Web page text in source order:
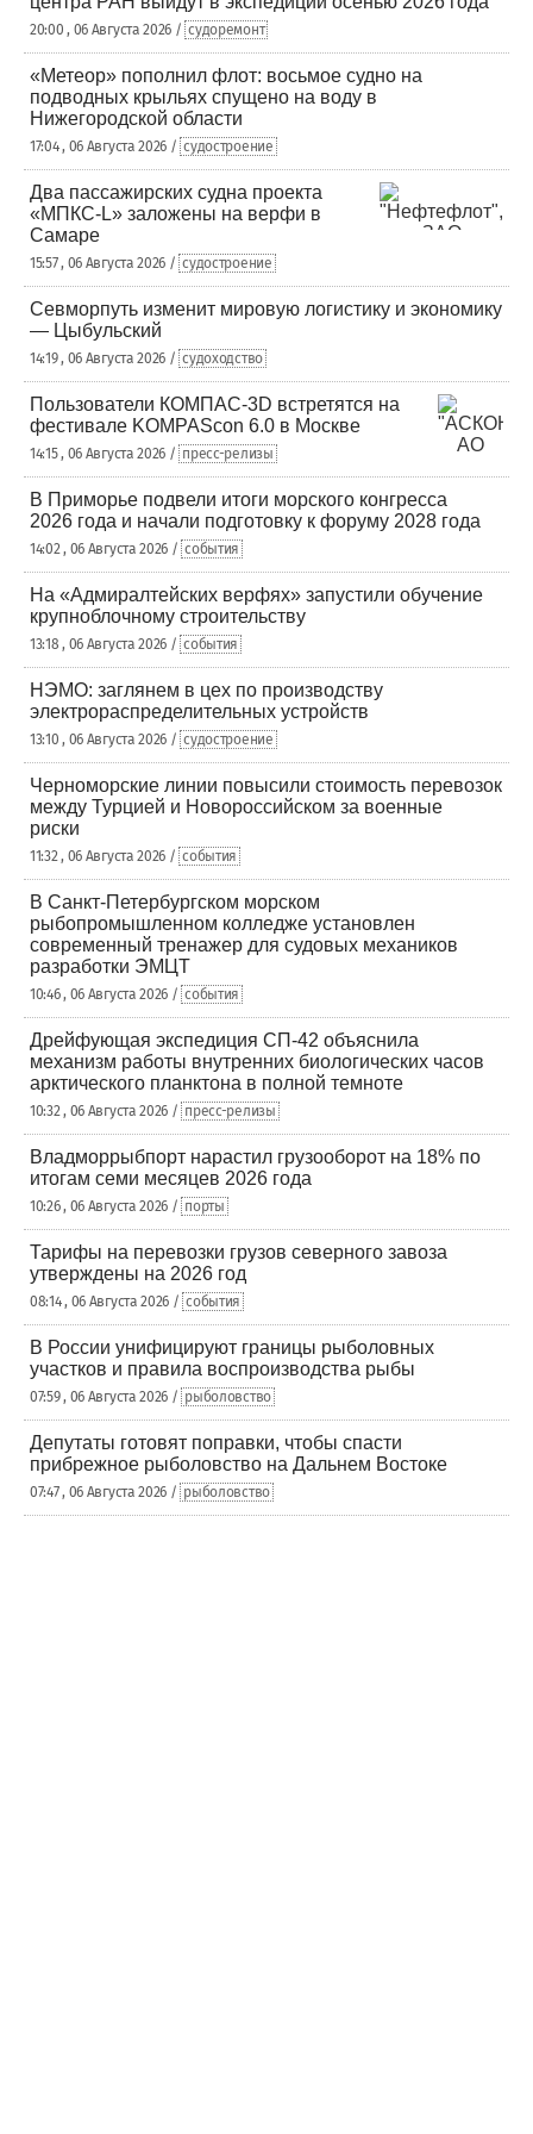
20:00 , 06 Августа 2026 / судоремонт
«Метеор» пополнил флот: восьмое судно на
подводных крыльях спущено на воду в
Нижегородской области
17:04 , 06 Августа 2026 / судостроение
Два пассажирских судна проекта
«МПКС-L» заложены на верфи в
Самаре
15:57 , 06 Августа 2026 / судостроение
Севморпуть изменит мировую логистику и экономику
— Цыбульский
14:19 , 06 Августа 2026 / судоходство
Пользователи КОМПАС-3D встретятся на
фестивале KOMPAScon 6.0 в Москве
14:15 , 06 Августа 2026 / пресс-релизы
В Приморье подвели итоги морского конгресса
2026 года и начали подготовку к форуму 2028 года
14:02 , 06 Августа 2026 / события
На «Адмиралтейских верфях» запустили обучение
крупноблочному строительству
13:18 , 06 Августа 2026 / события
НЭМО: заглянем в цех по производству
электрораспределительных устройств
13:10 , 06 Августа 2026 / судостроение
Черноморские линии повысили стоимость перевозок
между Турцией и Новороссийском за военные
риски
11:32 , 06 Августа 2026 / события
В Санкт-Петербургском морском
рыбопромышленном колледже установлен
современный тренажер для судовых механиков
разработки ЭМЦТ
10:46 , 06 Августа 2026 / события
Дрейфующая экспедиция СП-42 объяснила
механизм работы внутренних биологических часов
арктического планктона в полной темноте
10:32 , 06 Августа 2026 / пресс-релизы
Владморрыбпорт нарастил грузооборот на 18% по
итогам семи месяцев 2026 года
10:26 , 06 Августа 2026 / порты
Тарифы на перевозки грузов северного завоза
утверждены на 2026 год
08:14 , 06 Августа 2026 / события
В России унифицируют границы рыболовных
участков и правила воспроизводства рыбы
07:59 , 06 Августа 2026 / рыболовство
Депутаты готовят поправки, чтобы спасти
прибрежное рыболовство на Дальнем Востоке
07:47 , 06 Августа 2026 / рыболовство